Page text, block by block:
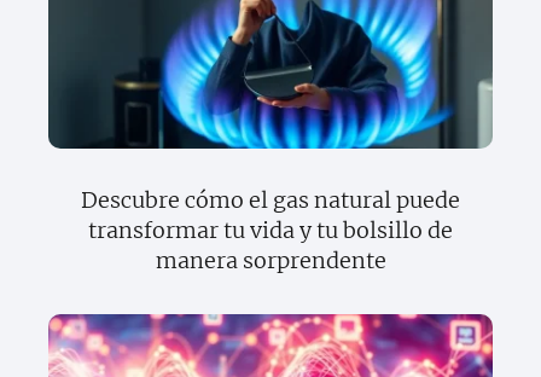
Descubre cómo el gas natural puede
transformar tu vida y tu bolsillo de
manera sorprendente